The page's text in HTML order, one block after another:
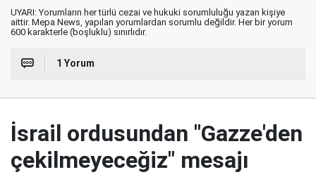
UYARI: Yorumların her türlü cezai ve hukuki sorumluluğu yazan kişiye
aittir. Mepa News, yapılan yorumlardan sorumlu değildir. Her bir yorum
600 karakterle (boşluklu) sınırlıdır.
1 Yorum
İsrail ordusundan "Gazze'den
çekilmeyeceğiz" mesajı